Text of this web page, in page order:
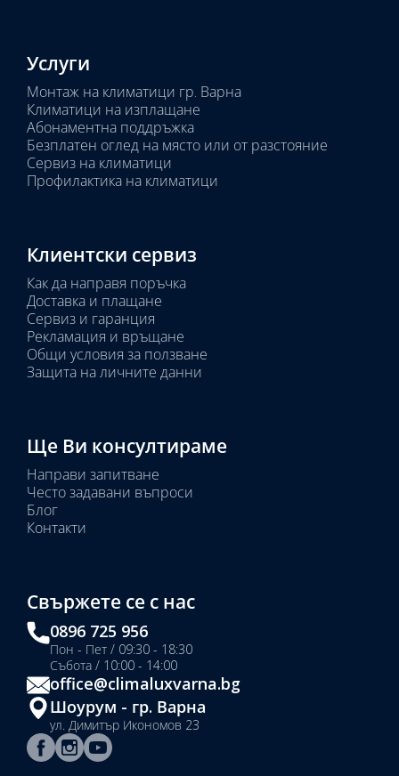
Услуги
Монтаж на климатици гр. Варна
Климатици на изплащане
Абонаментна поддръжка
Безплатен оглед на място или от разстояние
Сервиз на климатици
Профилактика на климатици
Клиентски сервиз
Как да направя поръчка
Доставка и плащане
Сервиз и гаранция
Рекламация и връщане
Общи условия за ползване
Защита на личните данни
Ще Ви консултираме
Направи запитване
Често задавани въпроси
Блог
Контакти
Свържете се с нас
0896 725 956
Пон - Пет / 09:30 - 18:30
Събота / 10:00 - 14:00
office@climaluxvarna.bg
Шоурум - гр. Варна
ул. Димитър Икономов 23